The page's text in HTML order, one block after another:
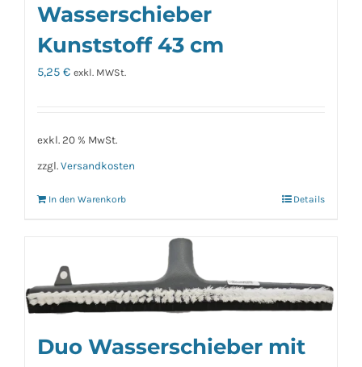
Wasserschieber
Kunststoff 43 cm
5,25 € exkl. MWSt.
exkl. 20 % MwSt.
zzgl. Versandkosten
In den Warenkorb Details
Duo Wasserschieber mit